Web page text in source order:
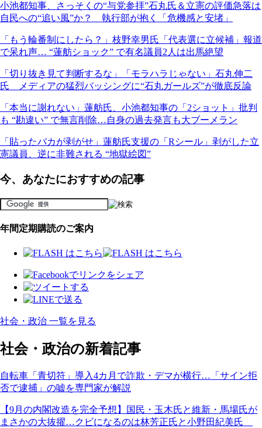
小池都知事、さっそくの“与党参拝”石丸氏＆立憲の評価急落は
自民への“追い風”か？ 執行部が抱く「危機感と安堵」
「もう輪番制にしたら？」枝野幸男氏「代表選に立候補」報道
で呆れ声… “蓮舫ショック” で有名議員2人は出馬絶望
「切り抜き見て判断するな」「モラハラじゃない」石丸伸二
氏 メディアの猛烈バッシングに“石丸ガールズ”が徹底反論
「本当に謝れない」蓮舫氏、小池都知事の「2ショット」批判
も “勘違い” で無言削除…自身の過去発言も大ブーメラン
「貼ったバカが剥がせ」蓮舫氏支援の「Rシール」剥がした立
憲議員、逆に非難される “地獄絵図”
今、あなたにおすすめの記事
年間定期購読のご案内
社会・政治 一覧を見る
社会・政治の新着記事
自転車「青切符」導入4カ月で詐欺・デマが横行…「サイン拒
否で逮捕」の嘘を専門家が解説
【9月の内閣改造を完全予想】国民・玉木氏と維新・馬場氏が
まさかの大抜擢…クビになるのは林芳正氏と小野田紀美氏